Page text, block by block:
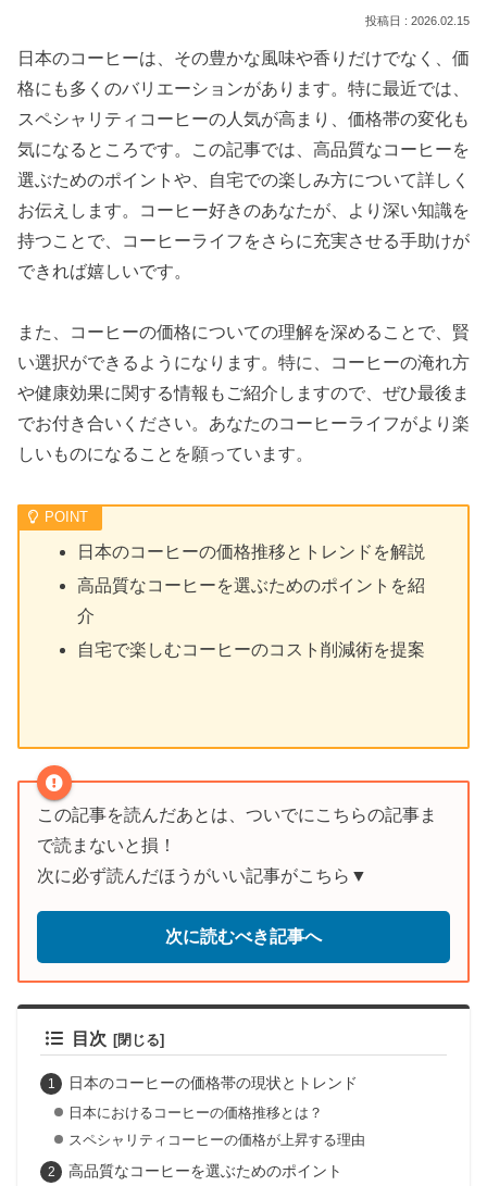
2026.02.15
日本のコーヒーは、その豊かな風味や香りだけでなく、価
格にも多くのバリエーションがあります。特に最近では、
スペシャリティコーヒーの人気が高まり、価格帯の変化も
気になるところです。この記事では、高品質なコーヒーを
選ぶためのポイントや、自宅での楽しみ方について詳しく
お伝えします。コーヒー好きのあなたが、より深い知識を
持つことで、コーヒーライフをさらに充実させる手助けが
できれば嬉しいです。
また、コーヒーの価格についての理解を深めることで、賢
い選択ができるようになります。特に、コーヒーの淹れ方
や健康効果に関する情報もご紹介しますので、ぜひ最後ま
でお付き合いください。あなたのコーヒーライフがより楽
しいものになることを願っています。
日本のコーヒーの価格推移とトレンドを解説
高品質なコーヒーを選ぶためのポイントを紹
介
自宅で楽しむコーヒーのコスト削減術を提案
この記事を読んだあとは、ついでにこちらの記事ま
で読まないと損！
次に必ず読んだほうがいい記事がこちら▼
次に読むべき記事へ
目次
日本のコーヒーの価格帯の現状とトレンド
日本におけるコーヒーの価格推移とは？
スペシャリティコーヒーの価格が上昇する理由
高品質なコーヒーを選ぶためのポイント